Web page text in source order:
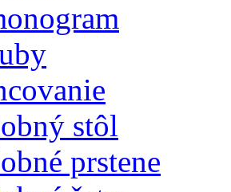
stôl
prstene